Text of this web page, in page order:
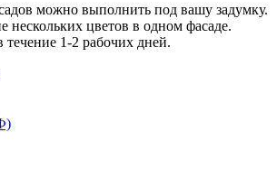
можно выполнить под вашу задумку.
нескольких цветов в одном фасаде.
течение 1-2 рабочих дней.